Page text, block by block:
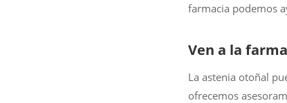
farmacia podemos
Ven a la
La astenia otoñal
ofrecemos